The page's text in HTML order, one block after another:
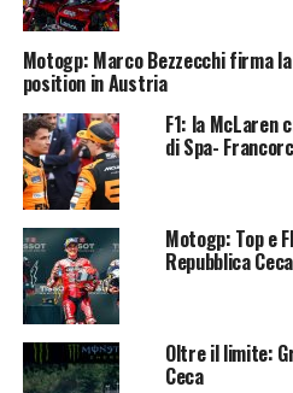
Motogp: Marco Bezzecchi firma
position in Austria
F1: la McLaren
di Spa-
Motogp: Top e
Repubblica Ceca
Oltre il limite:
Ceca